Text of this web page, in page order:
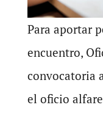
Para aportar
encuentro,
convocatoria
el oficio